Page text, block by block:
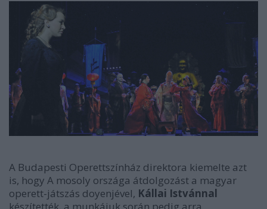
A Budapesti Operettszínház direktora kiemelte azt
is, hogy A mosoly országa átdolgozást a magyar
operett-játszás doyenjével, Kállai Istvánnal
készítették, a munkájuk során pedig arra